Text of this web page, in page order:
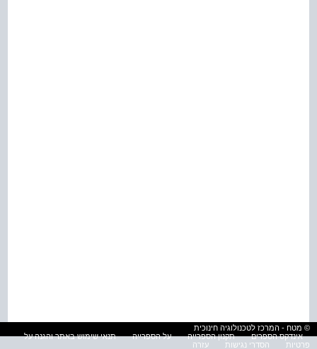
© מטח - המרכז לטכנולוגיה חינוכית
אינדקס הספרים
תקנון הספרייה על הספרייה
תנאי שימוש באתר והגנה על
פרטיות
הסדרי נגישות עזרה